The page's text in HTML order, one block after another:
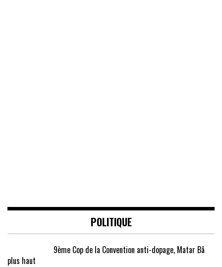
POLITIQUE
9ème Cop de la Convention anti-dopage, Matar Bâ
plus haut